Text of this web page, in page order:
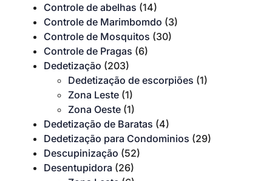
Controle de abelhas (14)
Controle de Marimbomdo (3)
Controle de Mosquitos (30)
Controle de Pragas (6)
Dedetização (203)
Dedetização de escorpiões (1)
Zona Leste (1)
Zona Oeste (1)
Dedetização de Baratas (4)
Dedetização para Condominios (29)
Descupinização (52)
Desentupidora (26)